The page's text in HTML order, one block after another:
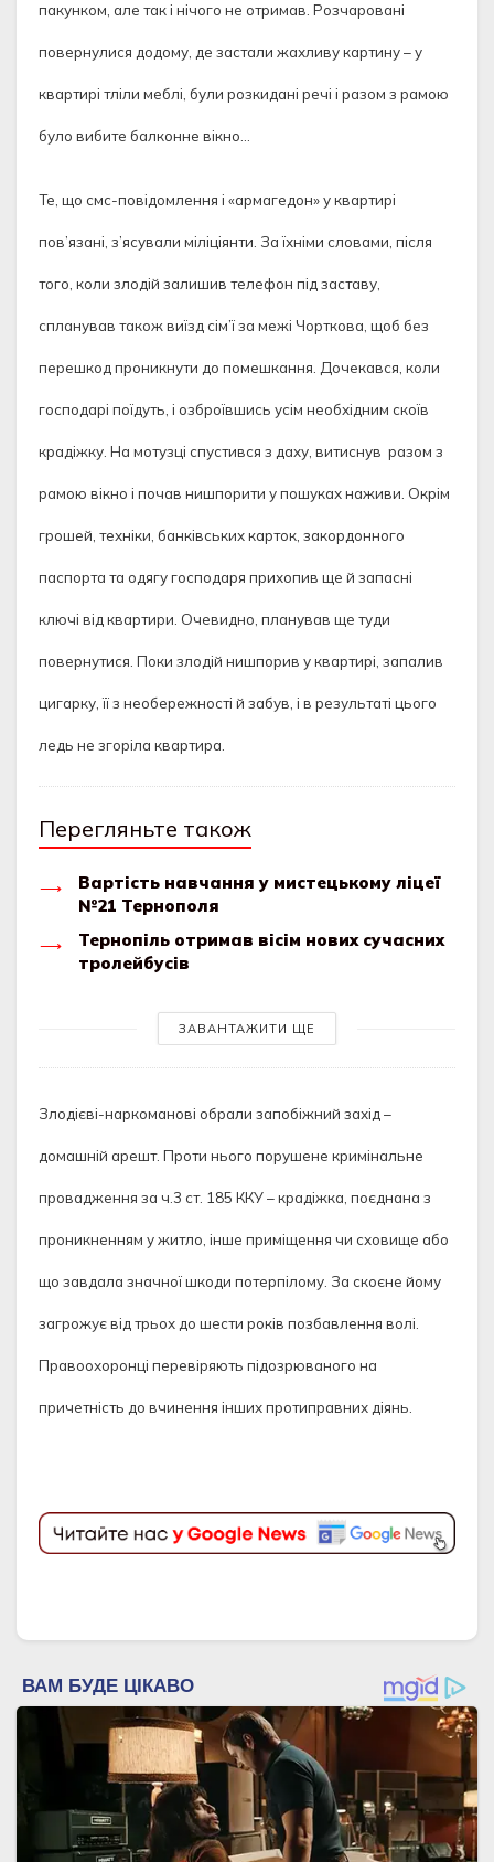
пакунком, але так і нічого не отримав. Розчаровані
повернулися додому, де застали жахливу картину – у
квартирі тліли меблі, були розкидані речі і разом з рамою
було вибите балконне вікно…
Те, що смс-повідомлення і «армагедон» у квартирі
пов’язані, з’ясували міліціянти. За їхніми словами, після
того, коли злодій залишив телефон під заставу,
спланував також виїзд сім’ї за межі Чорткова, щоб без
перешкод проникнути до помешкання. Дочекався, коли
господарі поїдуть, і озброївшись усім необхідним скоїв
крадіжку. На мотузці спустився з даху, витиснув разом з
рамою вікно і почав нишпорити у пошуках наживи. Окрім
грошей, техніки, банківських карток, закордонного
паспорта та одягу господаря прихопив ще й запасні
ключі від квартири. Очевидно, планував ще туди
повернутися. Поки злодій нишпорив у квартирі, запалив
цигарку, її з необережності й забув, і в результаті цього
ледь не згоріла квартира.
Перегляньте також
Вартість навчання у мистецькому ліцеї
№21 Тернополя
Тернопіль отримав вісім нових сучасних
тролейбусів
ЗАВАНТАЖИТИ ЩЕ
Злодієві-наркоманові обрали запобіжний захід –
домашній арешт. Проти нього порушене кримінальне
провадження за ч.3 ст. 185 ККУ – крадіжка, поєднана з
проникненням у житло, інше приміщення чи сховище або
що завдала значної шкоди потерпілому. За скоєне йому
загрожує від трьох до шести років позбавлення волі.
Правоохоронці перевіряють підозрюваного на
причетність до вчинення інших протиправних діянь.